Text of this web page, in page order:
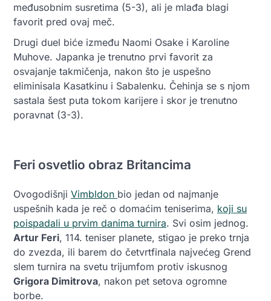
međusobnim susretima (5-3), ali je mlađa blagi
favorit pred ovaj meč.
Drugi duel biće između Naomi Osake i Karoline
Muhove. Japanka je trenutno prvi favorit za
osvajanje takmičenja, nakon što je uspešno
eliminisala Kasatkinu i Sabalenku. Čehinja se s njom
sastala šest puta tokom karijere i skor je trenutno
poravnat (3-3).
Feri osvetlio obraz Britancima
Ovogodišnji Vimbldon bio jedan od najmanje
uspešnih kada je reč o domaćim teniserima, koji su
poispadali u prvim danima turnira. Svi osim jednog.
Artur Feri, 114. teniser planete, stigao je preko trnja
do zvezda, ili barem do četvrtfinala najvećeg Grend
slem turnira na svetu trijumfom protiv iskusnog
Grigora Dimitrova, nakon pet setova ogromne
borbe.